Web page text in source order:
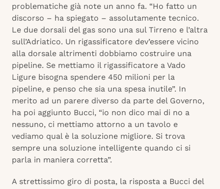
problematiche già note un anno fa. “Ho fatto un
discorso – ha spiegato – assolutamente tecnico.
Le due dorsali del gas sono una sul Tirreno e l’altra
sull’Adriatico. Un rigassificatore dev’essere vicino
alla dorsale altrimenti dobbiamo costruire una
pipeline. Se mettiamo il rigassificatore a Vado
Ligure bisogna spendere 450 milioni per la
pipeline, e penso che sia una spesa inutile”. In
merito ad un parere diverso da parte del Governo,
ha poi aggiunto Bucci, “io non dico mai di no a
nessuno, ci mettiamo attorno a un tavolo e
vediamo qual è la soluzione migliore. Si trova
sempre una soluzione intelligente quando ci si
parla in maniera corretta”.
A strettissimo giro di posta, la risposta a Bucci del